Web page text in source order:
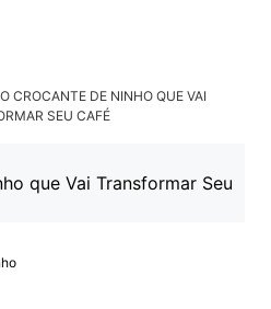
CROCANTE DE NINHO QUE VAI
SEU CAFÉ